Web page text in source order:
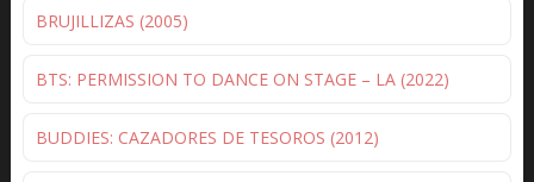
BRUJILLIZAS (2005)
BTS: PERMISSION TO DANCE ON STAGE – LA (2022)
BUDDIES: CAZADORES DE TESOROS (2012)